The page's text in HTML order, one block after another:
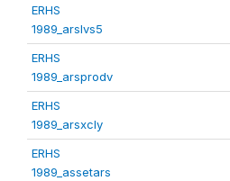
ERHS
1989_arslvs5
ERHS
1989_arsprodv
ERHS
1989_arsxcly
ERHS
1989_assetars